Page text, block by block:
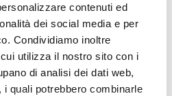
contenuti ed
dei social media e per
Condividiamo inoltre
utilizza il nostro sito con i
di analisi dei dati web,
quali potrebbero combinarle
un molde de 22
papel para
el horno
a 175°C